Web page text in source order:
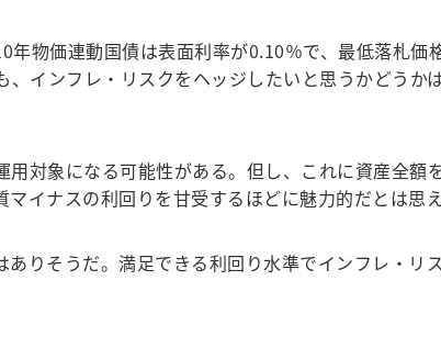
物価連動国債は表面利率が0.10％で、最低落札価
インフレ・リスクをヘッジしたいと思うかどうか
象になる可能性がある。但し、これに資産全額
イナスの利回りを甘受するほどに魅力的だとは思え
りそうだ。満足できる利回り水準でインフレ・リ